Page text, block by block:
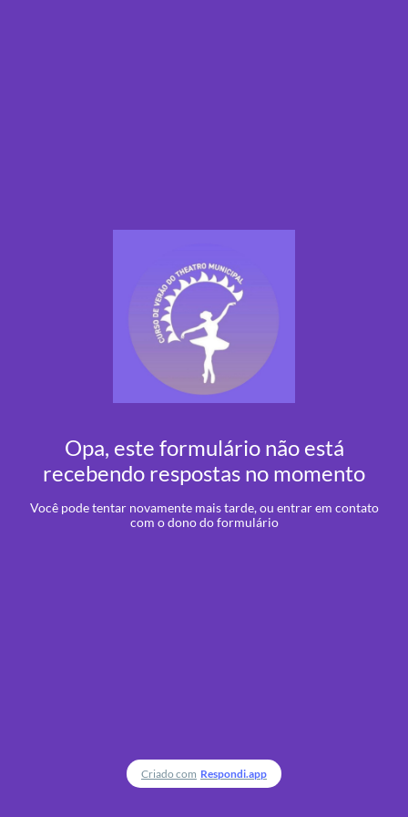
Opa, este formulário não está
recebendo respostas no momento
Você pode tentar novamente mais tarde, ou entrar em contato
com o dono do formulário
Criado com Respondi.app